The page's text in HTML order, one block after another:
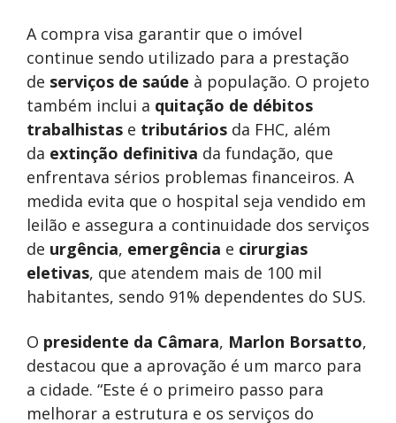
A compra visa garantir que o imóvel
continue sendo utilizado para a prestação
de serviços de saúde à população. O projeto
também inclui a quitação de débitos
trabalhistas e tributários da FHC, além
da extinção definitiva da fundação, que
enfrentava sérios problemas financeiros. A
medida evita que o hospital seja vendido em
leilão e assegura a continuidade dos serviços
de urgência, emergência e cirurgias
eletivas, que atendem mais de 100 mil
habitantes, sendo 91% dependentes do SUS.
O presidente da Câmara, Marlon Borsatto,
destacou que a aprovação é um marco para
a cidade. “Este é o primeiro passo para
melhorar a estrutura e os serviços do